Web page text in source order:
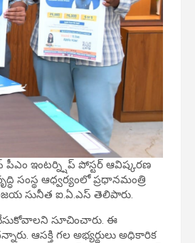
ఇంటర్న్షిప్ పోస్టర్ ఆవిష్కరణ
సంస్థ ఆధ్వర్యంలో ప్రధానమంత్రి
విజయ సునీత ఐ.ఏ.ఎస్ తెలిపారు.
సూచించారు. ఈ
ఆసక్తి గల అభ్యర్థులు అధికారిక